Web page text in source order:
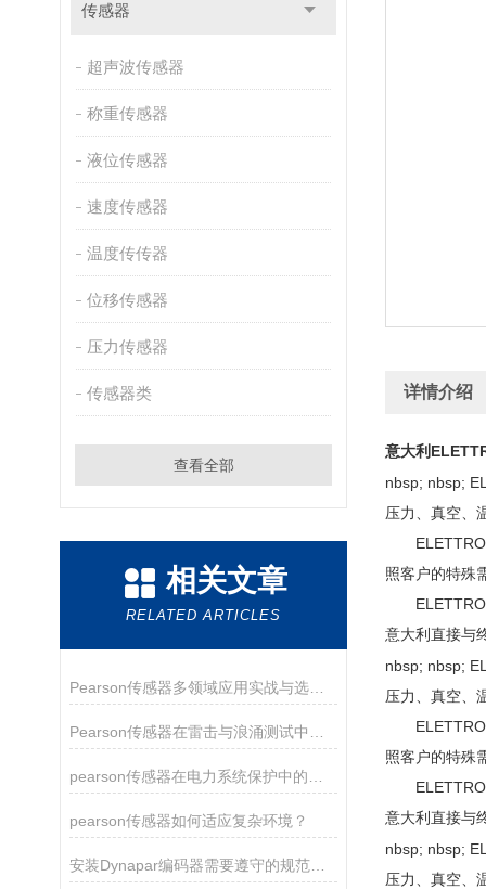
传感器
超声波传感器
称重传感器
液位传感器
速度传感器
温度传传器
位移传感器
压力传感器
传感器类
查看全部
相关文章
RELATED ARTICLES
Pearson传感器多领域应用实战与选型指南
pearson传感器如何适应复杂环境？
安装Dynapar编码器需要遵守的规范如下
详情介绍
意大利
nbsp; nbsp;
压力、真空、
照客户的特殊
意大利直接与
nbsp; nbsp;
压力、真空、
照客户的特殊
意大利直接与
nbsp; nbsp;
压力、真空、